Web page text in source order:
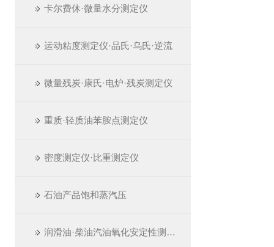
卡尔费休·微量水分测定仪
运动粘度测定仪·品氏·乌氏·逆流
微量残炭·康氏·电炉·残炭测定仪
重质·轻质油苯胺点测定仪
密度测定仪·比重测定仪
石油产品饱和蒸汽压
润滑油·柴油汽油氧化安定性测定仪